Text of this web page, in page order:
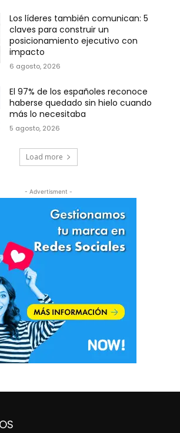
Los líderes también comunican: 5
claves para construir un
posicionamiento ejecutivo con
impacto
6 agosto, 2026
El 97% de los españoles reconoce
haberse quedado sin hielo cuando
más lo necesitaba
5 agosto, 2026
Load more
- Advertisment -